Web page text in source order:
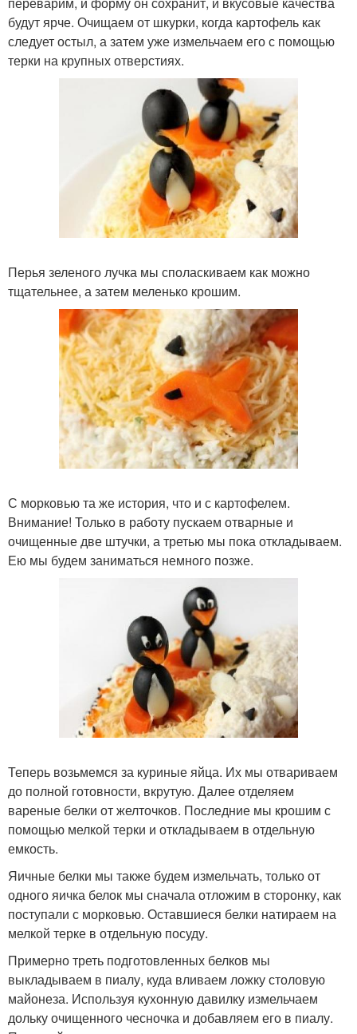
будут ярче. Очищаем от шкурки, когда картофель как
следует остыл, а затем уже измельчаем его с помощью
терки на крупных отверстиях.
Перья зеленого лучка мы споласкиваем как можно
тщательнее, а затем меленько крошим.
С морковью та же история, что и с картофелем.
Внимание! Только в работу пускаем отварные и
очищенные две штучки, а третью мы пока откладываем.
Ею мы будем заниматься немного позже.
Теперь возьмемся за куриные яйца. Их мы отвариваем
до полной готовности, вкрутую. Далее отделяем
вареные белки от желточков. Последние мы крошим с
помощью мелкой терки и откладываем в отдельную
емкость.
Яичные белки мы также будем измельчать, только от
одного яичка белок мы сначала отложим в сторонку, как
поступали с морковью. Оставшиеся белки натираем на
мелкой терке в отдельную посуду.
Примерно треть подготовленных белков мы
выкладываем в пиалу, куда вливаем ложку столовую
майонеза. Используя кухонную давилку измельчаем
дольку очищенного чесночка и добавляем его в пиалу.